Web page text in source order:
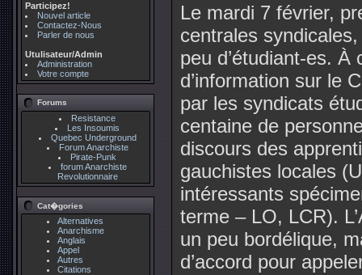
Participez!
Nouvel article
Contactez-Nous
Parler de nous
Utulisateur/Admin
Administration
Votre compte
Forums
Resistance
Les Insoumis
Quebec Underground
Forum Anarchiste
Pirate-Punk
forum Anarchiste
Revolutionnaire
Cat�gories
Alternatives
Anarchisme
Anglais
Appel
Autres
Citations
Le mardi 7 février,
centrales
peu d’étudiant-es.
d’information sur le
par les syndicats
centaine de
discours des
gauchistes locales
intéressants
terme – LO, LCR).
un peu bordélique,
d’accord pour